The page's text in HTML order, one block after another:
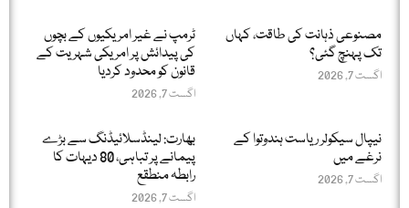
مصنوعی ذہانت کی طاقت، کہاں
تک پہنچ گئی؟
اگست 7, 2026
ٹرمپ نے غیر امریکیوں کے بچوں
کی پیدائش پر امریکی شہریت کے
قانون کو محدود کردیا
اگست 7, 2026
نیپال سیکولر ریاست ہندوتوا کے
نرغے میں
اگست 7, 2026
بھارت: لینڈسلائیڈنگ سے بڑے
پیمانے پر تباہی، 80 دیہات کا
رابطہ منطقع
اگست 7, 2026